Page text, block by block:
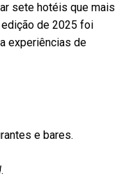
sete hotéis que mais
de 2025 foi
experiências de
e bares.
.